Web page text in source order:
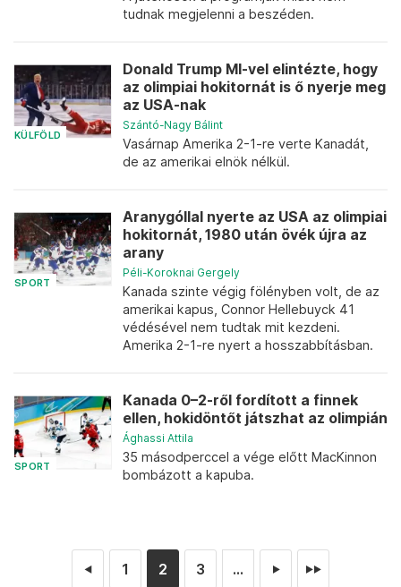
tudnak megjelenni a beszéden.
KÜLFÖLD
Donald Trump MI-vel elintézte, hogy
az olimpiai hokitornát is ő nyerje meg
az USA-nak
Szántó-Nagy Bálint
Vasárnap Amerika 2-1-re verte Kanadát,
de az amerikai elnök nélkül.
SPORT
Aranygóllal nyerte az USA az olimpiai
hokitornát, 1980 után övék újra az
arany
Péli-Koroknai Gergely
Kanada szinte végig fölényben volt, de az
amerikai kapus, Connor Hellebuyck 41
védésével nem tudtak mit kezdeni.
Amerika 2-1-re nyert a hosszabbításban.
SPORT
Kanada 0–2-ről fordított a finnek
ellen, hokidöntőt játszhat az olimpián
Ághassi Attila
35 másodperccel a vége előtt MacKinnon
bombázott a kapuba.
◄ 1 2 3 ... ► ►►